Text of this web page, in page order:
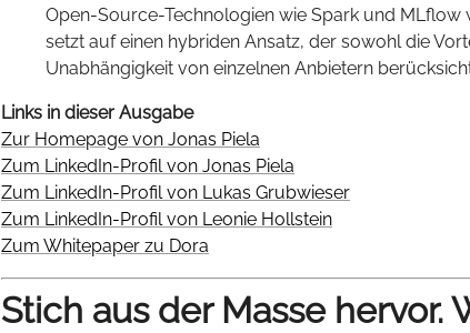
Open-Source-Technologien wie Spark und
setzt auf einen hybriden Ansatz, der sowohl die
Unabhängigkeit von einzelnen Anbietern
Links in dieser Ausgabe
Zur Homepage von Jonas Piela
Zum LinkedIn-Profil von Jonas Piela
Zum LinkedIn-Profil von Lukas Grubwieser
Zum LinkedIn-Profil von Leonie Hollstein
Zum Whitepaper zu Dora
Stich aus der Masse hervor.